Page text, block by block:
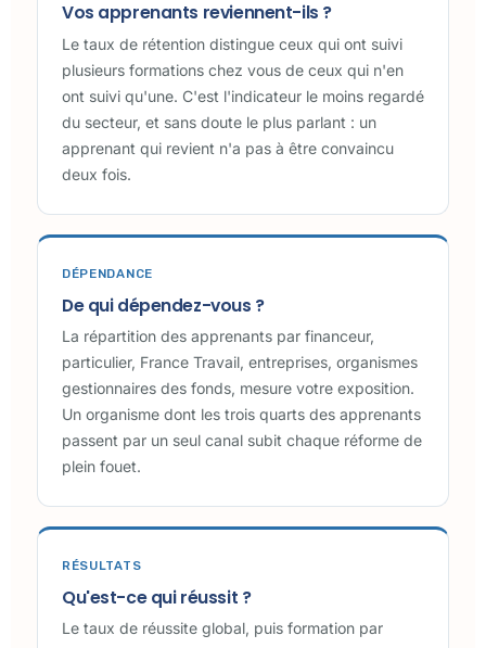
Vos apprenants reviennent-ils ?
Le taux de rétention distingue ceux qui ont suivi
plusieurs formations chez vous de ceux qui n'en
ont suivi qu'une. C'est l'indicateur le moins regardé
du secteur, et sans doute le plus parlant : un
apprenant qui revient n'a pas à être convaincu
deux fois.
DÉPENDANCE
De qui dépendez-vous ?
La répartition des apprenants par financeur,
particulier, France Travail, entreprises, organismes
gestionnaires des fonds, mesure votre exposition.
Un organisme dont les trois quarts des apprenants
passent par un seul canal subit chaque réforme de
plein fouet.
RÉSULTATS
Qu'est-ce qui réussit ?
Le taux de réussite global, puis formation par